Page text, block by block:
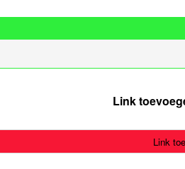
Link
Link